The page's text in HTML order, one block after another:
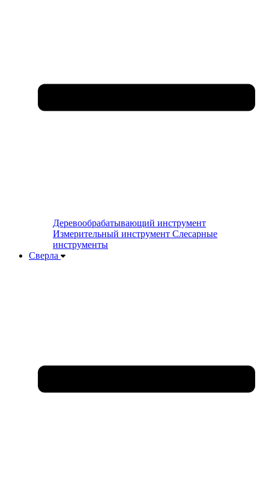
Деревообрабатывающий инструмент
Измерительный инструмент Слесарные
инструменты
Сверла